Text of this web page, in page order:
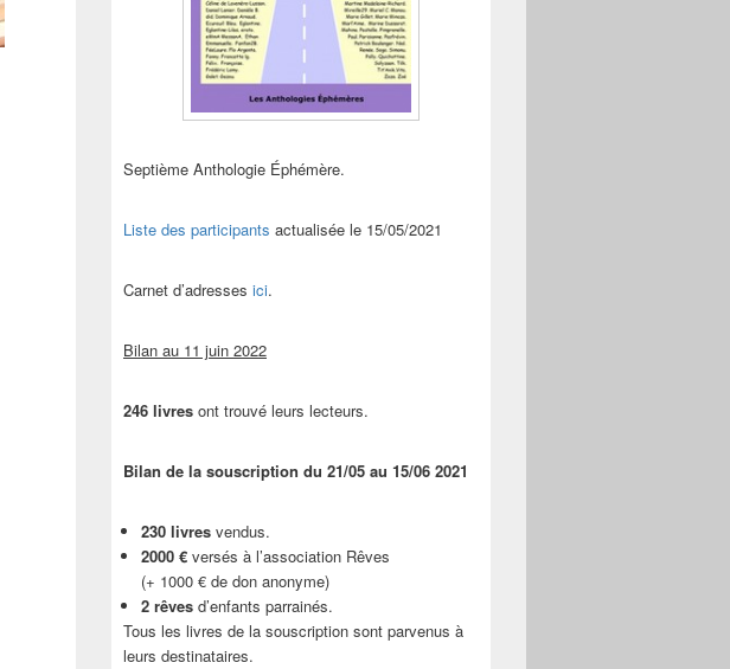
Septième Anthologie Éphémère.
Liste des participants actualisée le 15/05/2021
Carnet d’adresses ici.
Bilan au 11 juin 2022
246 livres ont trouvé leurs lecteurs.
Bilan de la souscription du 21/05 au 15/06 2021
230 livres vendus.
2000 € versés à l’association Rêves
(+ 1000 € de don anonyme)
2 rêves d’enfants parrainés.
Tous les livres de la souscription sont parvenus à
leurs destinataires.